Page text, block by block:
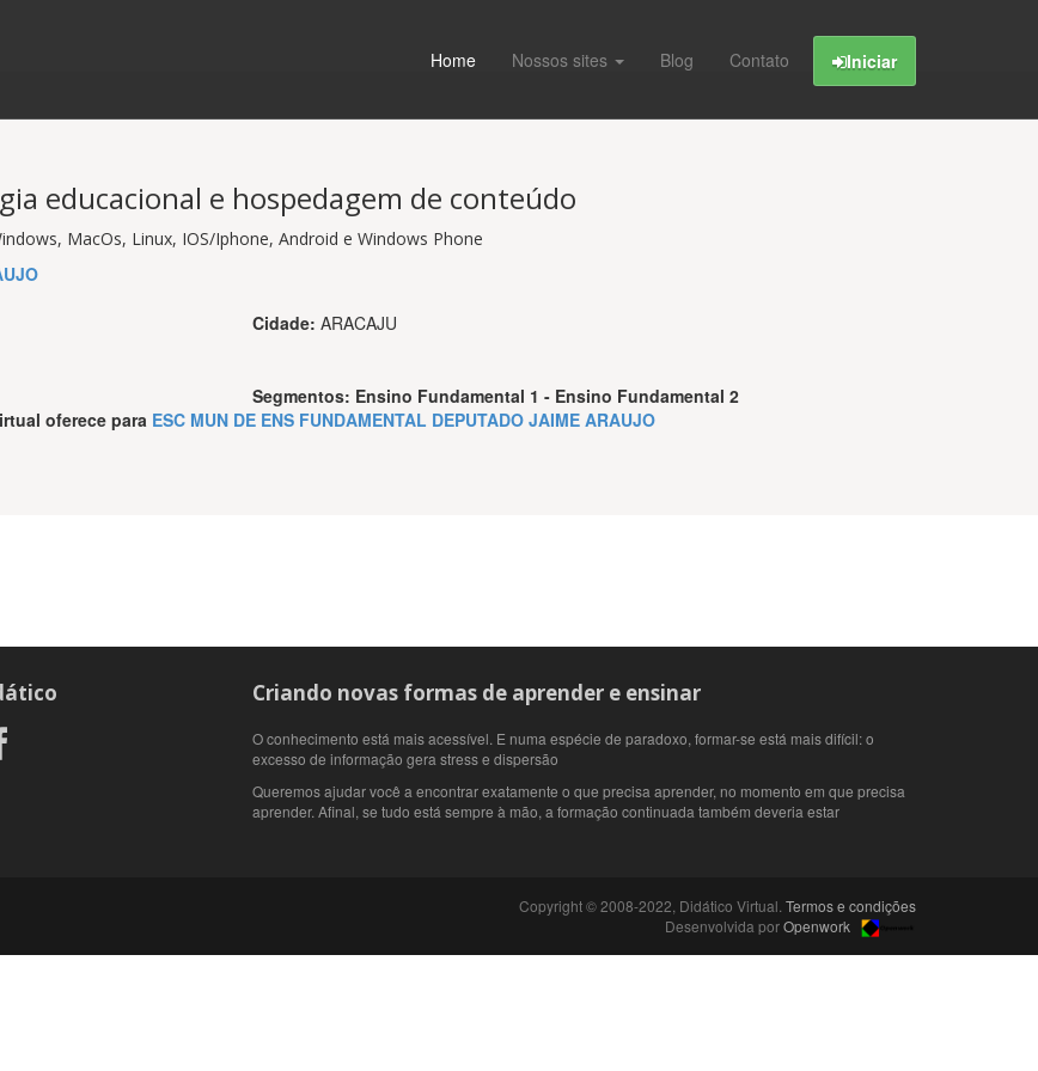
Home Nossos sites Blog Contato Iniciar
educacional e hospedagem de conteúdo
MacOs, Linux, IOS/Iphone, Android e Windows Phone
Cidade: ARACAJU
Segmentos: Ensino Fundamental 1 - Ensino Fundamental 2
oferece para ESC MUN DE ENS FUNDAMENTAL DEPUTADO JAIME ARAUJO
Criando novas formas de aprender e ensinar
O conhecimento está mais acessível. E numa espécie de paradoxo, formar-se está mais difícil: o
excesso de informação gera stress e dispersão
Queremos ajudar você a encontrar exatamente o que precisa aprender, no momento em que precisa
aprender. Afinal, se tudo está sempre à mão, a formação continuada também deveria estar
Copyright © 2008-2022, Didático Virtual. Termos e condições
Desenvolvida porOpenwork